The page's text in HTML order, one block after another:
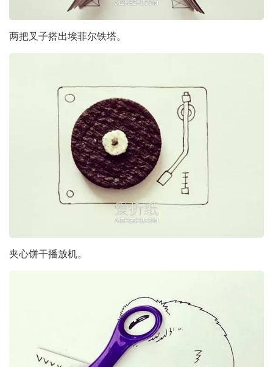
两把叉子搭出埃菲尔铁塔。
夹心饼干播放机。